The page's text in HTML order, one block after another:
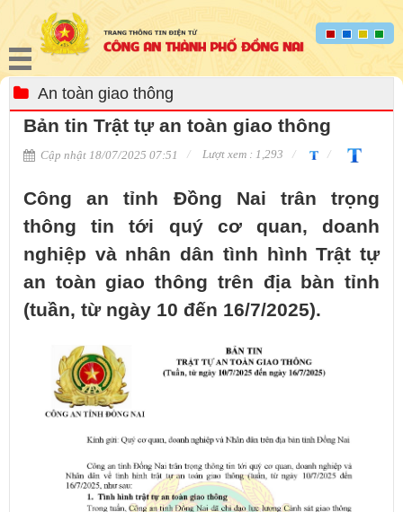
An toàn giao thông
Bản tin Trật tự an toàn giao thông
Cập nhật 18/07/2025 07:51 Lượt xem : 1,293
Công an tỉnh Đồng Nai trân trọng
thông tin tới quý cơ quan, doanh
nghiệp và nhân dân tình hình Trật tự
an toàn giao thông trên địa bàn tỉnh
(tuần, từ ngày 10 đến 16/7/2025).